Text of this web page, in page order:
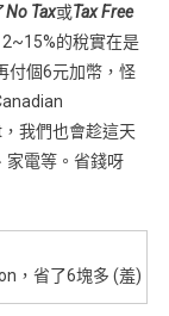
No Tax或Tax Free
的稅實在是
付個6元加幣，怪
我們也會趁這天
家電等。省錢呀
，省了6塊多 (羞)